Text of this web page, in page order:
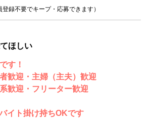
登録不要でキープ・応募できます）
ほしい
す！
歓迎・主婦（主夫）歓迎
歓迎・フリーター歓迎
イト掛け持ちOKです